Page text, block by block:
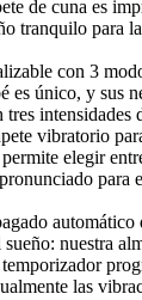
de cuna es
tranquilo para
con 3
es único, y sus
intensidades
vibratorio
elegir
para
automático
nuestra
las